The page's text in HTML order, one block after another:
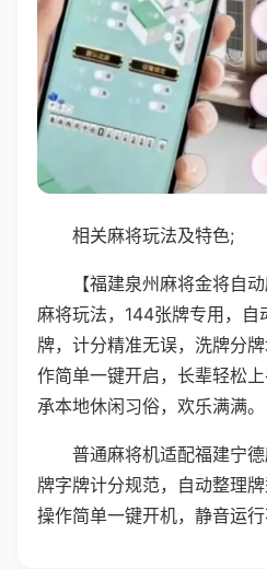
相关麻将玩法及特色;
【福建泉州麻将金将自
麻将玩法，144张牌专用，
牌，计分精准无误，洗牌分
作简单一键开启，长辈轻松
承本地休闲习俗，欢乐满满。
普通麻将机适配福建宁
牌字牌计分规范，自动整理牌
操作简单一键开机，静音运行